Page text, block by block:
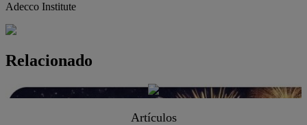
Adecco Institute
Relacionado
Artículos